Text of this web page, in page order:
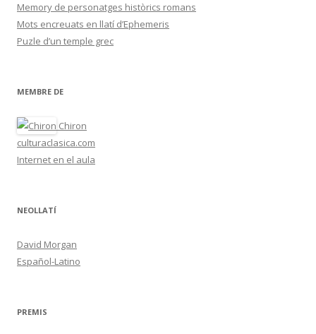
Memory de personatges històrics romans
Mots encreuats en llatí d’Ephemeris
Puzle d’un temple grec
MEMBRE DE
Chiron
culturaclasica.com
Internet en el aula
NEOLLATÍ
David Morgan
Español-Latino
PREMIS